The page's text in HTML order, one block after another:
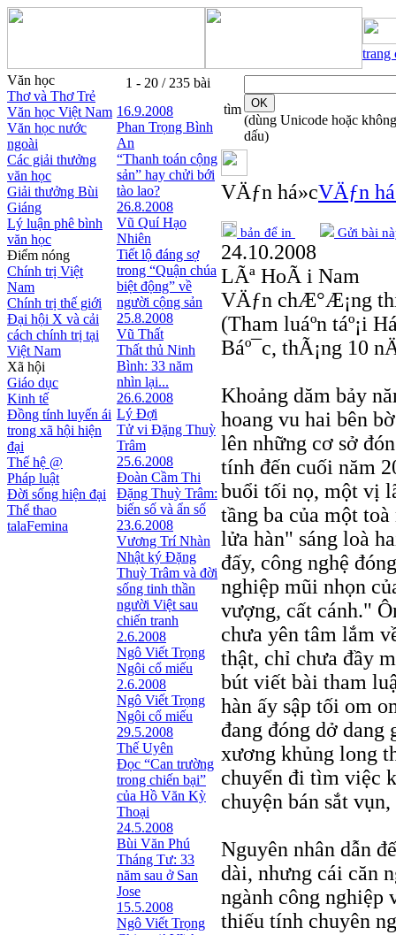
trang
Văn học
Thơ và Thơ Trẻ
Văn học Việt Nam
Văn học nước
ngoài
Các giải thưởng
văn học
Giải thưởng Bùi
Giáng
Lý luận phê bình
văn học
Điểm nóng
Chính trị Việt
Nam
Chính trị thế giới
Đại hội X và cải
cách chính trị tại
Việt Nam
Xã hội
Giáo dục
Kinh tế
Đồng tính luyến ái
trong xã hội hiện
đại
Thế hệ @
Pháp luật
Đời sống hiện đại
Thể thao
talaFemina
1 - 20 / 235 bài
16.9.2008
Phan Trọng Bình
An
“Thanh toán cộng
sản” hay chửi bới
tào lao?
26.8.2008
Vũ Quí Hạo
Nhiên
Tiết lộ đáng sợ
trong “Quận chúa
biệt động” về
người cộng sản
25.8.2008
Vũ Thất
Thất thủ Ninh
Bình: 33 năm
nhìn lại...
26.6.2008
Lý Đợi
Tử vi Đặng Thuỳ
Trâm
25.6.2008
Đoàn Cầm Thi
Đặng Thuỳ Trâm:
biến số và ẩn số
23.6.2008
Vương Trí Nhàn
Nhật ký Ðặng
Thuỳ Trâm và đời
sống tinh thần
người Việt sau
chiến tranh
2.6.2008
Ngô Viết Trọng
Ngôi cổ miếu
2.6.2008
Ngô Viết Trọng
Ngôi cổ miếu
29.5.2008
Thế Uyên
Đọc “Can trường
trong chiến bại”
của Hồ Văn Kỳ
Thoại
24.5.2008
Bùi Văn Phú
Tháng Tư: 33
năm sau ở San
Jose
15.5.2008
Ngô Viết Trọng
tìm
(dùng Unicode hoặc không
dấu)
VÄƒn há»cVÄƒn
bản để in Gửi bài
24.10.2008
LÃª HoÃ i Nam
VÄƒn chÆ°Æ¡ng
(Tham luáº­n táº¡i
Báº¯c, thÃ¡ng 10
Khoảng dăm bảy
hoang vu hai bên
lên những cơ sở
tính đến cuối năm
buổi tối nọ, một vị
tầng ba của một
lửa hàn" sáng loà
đấy, công nghệ
nghiệp mũi nhọn
vượng, cất cánh."
chưa yên tâm lắm
thật, chỉ chưa đầy
bút viết bài tham
hàn ấy sập tối om
đang đóng dở
xương khủng long
chuyển đi tìm việc
chuyện bán sắt
Nguyên nhân dẫn
dài, nhưng cái căn
ngành công nghiệp
thiếu tính chuyên